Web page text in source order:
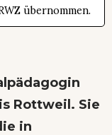
übernommen.
Rottweil. Sie
in